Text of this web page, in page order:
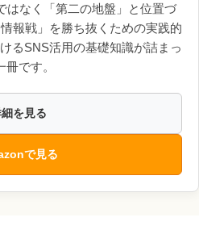
はなく「第二の地盤」と位置づ
報戦」を勝ち抜くための実践的
るSNS活用の基礎知識が詰まっ
冊です。
を見る
で見る